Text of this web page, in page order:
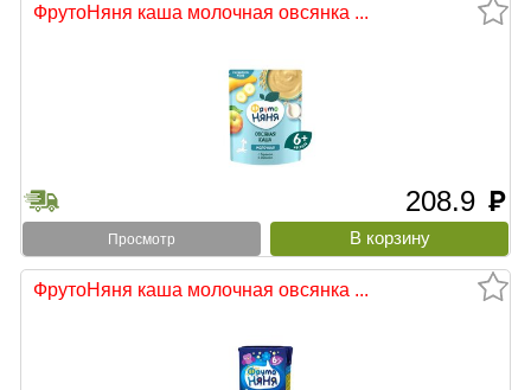
ФрутоНяня каша молочная овсянка ...
208.9 руб
Просмотр
ФрутоНяня каша молочная овсянка ...